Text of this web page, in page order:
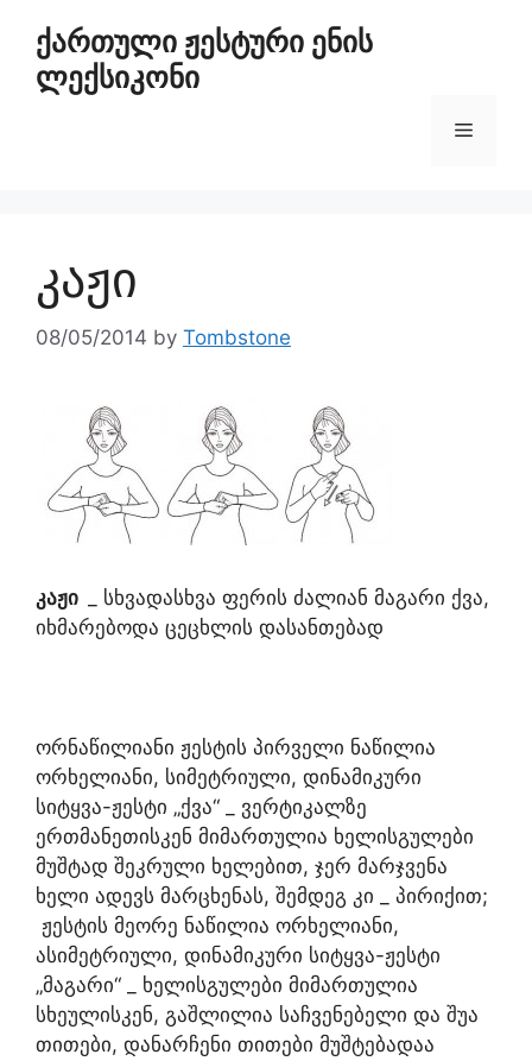
ქართული ჟესტური ენის
ლექსიკონი
კაჟი
08/05/2014 by Tombstone
კაჟი
_ სხვადასხვა ფერის ძალიან მაგარი ქვა,
იხმარებოდა ცეცხლის დასანთებად
ორნაწილიანი ჟესტის პირველი ნაწილია
ორხელიანი, სიმეტრიული, დინამიკური
სიტყვა-ჟესტი „ქვა“ _ ვერტიკალზე
ერთმანეთისკენ მიმართულია ხელისგულები
მუშტად შეკრული ხელებით, ჯერ მარჯვენა
ხელი ადევს მარცხენას, შემდეგ კი _ პირიქით;
ჟესტის მეორე ნაწილია ორხელიანი,
ასიმეტრიული, დინამიკური სიტყვა-ჟესტი
„მაგარი“ _ ხელისგულები მიმართულია
სხეულისკენ, გაშლილია საჩვენებელი და შუა
თითები, დანარჩენი თითები მუშტებადაა